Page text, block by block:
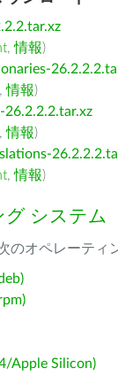
,情報)
,情報)
26.2.2.2.tar.xz
,情報)
,情報)
システム
のオペレーティ
Apple Silicon)